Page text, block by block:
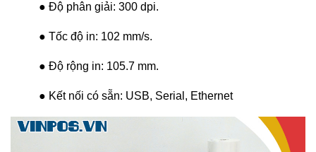
● Độ phân giải: 300 dpi.
● Tốc độ in: 102 mm/s.
● Độ rộng in: 105.7 mm.
● Kết nối có sẵn: USB, Serial, Ethernet